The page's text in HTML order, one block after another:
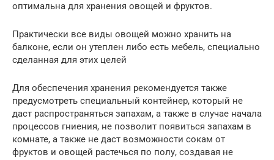
оптимальна для хранения овощей и фруктов.
Практически все виды овощей можно хранить на
балконе, если он утеплен либо есть мебель, специально
сделанная для этих целей
Для обеспечения хранения рекомендуется также
предусмотреть специальный контейнер, который не
даст распространяться запахам, а также в случае начала
процессов гниения, не позволит появиться запахам в
комнате, а также не даст возможности сокам от
фруктов и овощей растечься по полу, создавая не